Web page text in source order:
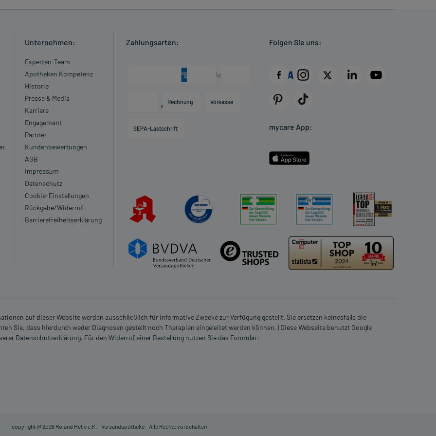
verstopft sind.
oder Apotheker:
zur saueren Seite (Azidose)
Herzmuskels)
der Herzkammer (Hypertrophe
bzw. Aortenklappe)
der Niere eingeschränkt ist
darf nicht angewendet werden.
Erkenntnissen abgeraten. Eventuell ist ein Abstillen in
Unternehmen:
Experten-Team
Apotheken Kompetenz
Historie
Presse & Media
Karriere
Engagement
Partner
Kundenbewertungen
AGB
Impressum
Datenschutz
Cookie-Einstellungen
Rückgabe/Widerruf
Barrierefreiheitserklärung
Zahlungsarten:
Rechnung Vorkasse
SEPA-Lastschrift
Folgen Sie uns:
mycare App:
auf dieser Website werden ausschließlich für informative Zwecke zur Verfügung gestellt. Sie ersetzen keinesfalls die
Sie, dass hierdurch weder Diagnosen gestellt noch Therapien eingeleitet werden können. | Diese Webseite benutzt Google
Datenschutzerklärung. Für den Widerruf einer Bestellung nutzen Sie das Formular:
copyright @ 2026 Roland Helle e.K. - Versandapotheke - Alle Rechte vorbehalten